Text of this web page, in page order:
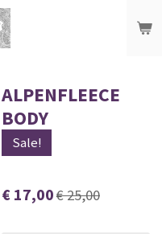
ALPENFLEECE
BODY
Sale!
€ 17,00€ 25,00